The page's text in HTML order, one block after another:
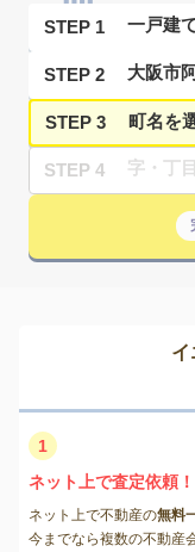
STEP 1
STEP 2
STEP 3
STEP 4
イ
1
ネット上で査定依頼！
ネット上で不動産の無料
今までなら複数の不動産